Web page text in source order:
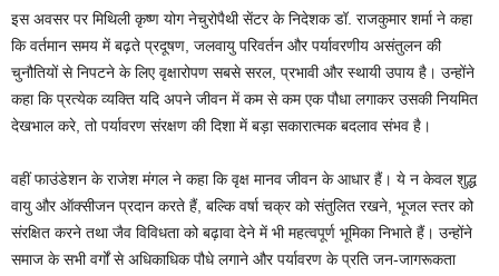
इस अवसर पर मिथिली कृष्ण योग नेचुरोपैथी सेंटर के निदेशक डॉ. राजकुमार शर्मा ने कहा
कि वर्तमान समय में बढ़ते प्रदूषण, जलवायु परिवर्तन और पर्यावरणीय असंतुलन की
चुनौतियों से निपटने के लिए वृक्षारोपण सबसे सरल, प्रभावी और स्थायी उपाय है। उन्होंने
कहा कि प्रत्येक व्यक्ति यदि अपने जीवन में कम से कम एक पौधा लगाकर उसकी नियमित
देखभाल करे, तो पर्यावरण संरक्षण की दिशा में बड़ा सकारात्मक बदलाव संभव है।
वहीं फाउंडेशन के राजेश मंगल ने कहा कि वृक्ष मानव जीवन के आधार हैं। ये न केवल शुद्ध
वायु और ऑक्सीजन प्रदान करते हैं, बल्कि वर्षा चक्र को संतुलित रखने, भूजल स्तर को
संरक्षित करने तथा जैव विविधता को बढ़ावा देने में भी महत्वपूर्ण भूमिका निभाते हैं। उन्होंने
समाज के सभी वर्गों से अधिकाधिक पौधे लगाने और पर्यावरण के प्रति जन-जागरूकता